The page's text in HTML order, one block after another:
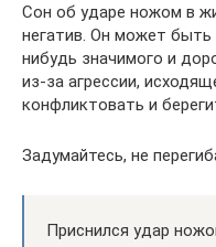
Сон об ударе ножом в
негатив. Он может быть
нибудь значимого и
из-за агрессии,
конфликтовать и
Задумайтесь, не
Приснился удар